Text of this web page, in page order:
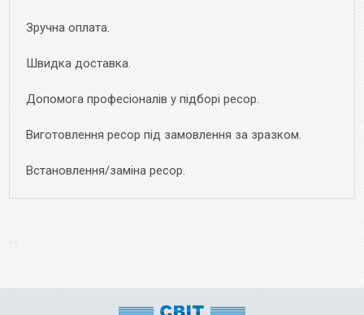
Зручна оплата.
Швидка доставка.
Допомога професіоналів у підборі ресор.
Виготовлення ресор під замовлення за зразком.
Встановлення/заміна ресор.